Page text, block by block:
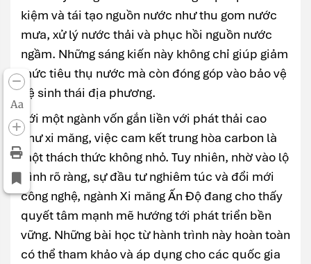
Aa
kiệm và tái tạo nguồn nước như thu gom nước
mưa, xử lý nước thải và phục hồi nguồn nước
ngầm. Những sáng kiến này không chỉ giúp giảm
mức tiêu thụ nước mà còn đóng góp vào bảo vệ
hệ sinh thái địa phương.
Với một ngành vốn gắn liền với phát thải cao
như xi măng, việc cam kết trung hòa carbon là
một thách thức không nhỏ. Tuy nhiên, nhờ vào lộ
trình rõ ràng, sự đầu tư nghiêm túc và đổi mới
công nghệ, ngành Xi măng Ấn Độ đang cho thấy
quyết tâm mạnh mẽ hướng tới phát triển bền
vững. Những bài học từ hành trình này hoàn toàn
có thể tham khảo và áp dụng cho các quốc gia